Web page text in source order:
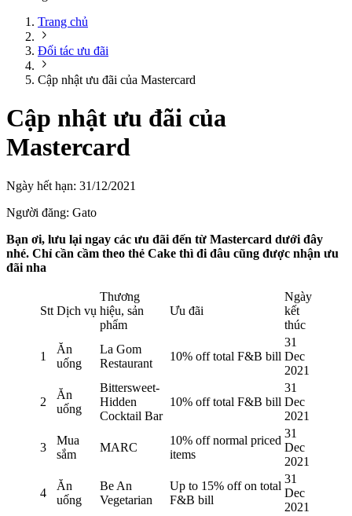
Trang chủ
Đối tác ưu đãi
Cập nhật ưu đãi của Mastercard
Cập nhật ưu đãi của
Mastercard
Ngày hết hạn: 31/12/2021
Người đăng: Gato
Bạn ơi, lưu lại ngay các ưu đãi đến từ Mastercard dưới đây
nhé. Chỉ cần cầm theo thẻ Cake thì đi đâu cũng được nhận ưu
đãi nha
Stt Dịch vụ
Thương
hiệu, sản
phẩm
Ưu đãi
Ngày
kết
thúc
1
Ăn
uống
La Gom
Restaurant
10% off total F&B bill
31
Dec
2021
2
Ăn
uống
Bittersweet-
Hidden
Cocktail Bar
10% off total F&B bill
31
Dec
2021
3
Mua
sắm
MARC
10% off normal priced
items
31
Dec
2021
4
Ăn
uống
Be An
Vegetarian
Up to 15% off on total
F&B bill
31
Dec
2021